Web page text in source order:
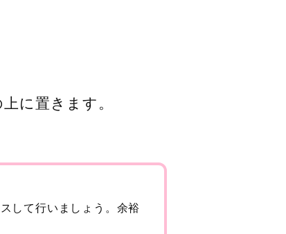
に置きます。
して行いましょう。余裕